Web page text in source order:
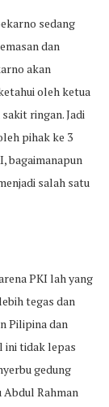
sedang
dan
akan
oleh ketua
ringan. Jadi
pihak ke 3
bagaimanapun
salah satu
PKI lah yang
tegas dan
Pilipina dan
ini tidak lepas
gedung
Abdul Rahman